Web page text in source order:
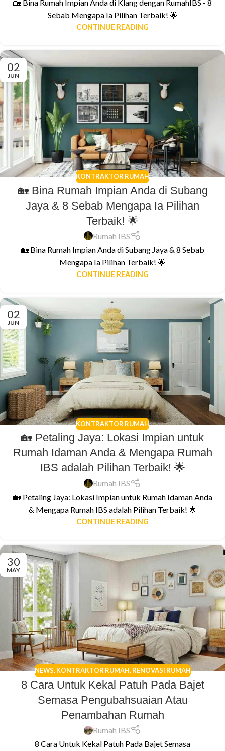
🏡 Bina Rumah Impian Anda di Klang dengan RumahIBS - 8
Sebab Mengapa Ia Pilihan Terbaik! 🌟
CONTINUE READING
02
JUN
KONTRAKTOR RUMAH
🏡 Bina Rumah Impian Anda di Subang
Jaya & 8 Sebab Mengapa Ia Pilihan
Terbaik! 🌟
Rumah IBS
🏡 Bina Rumah Impian Anda di Subang Jaya & 8 Sebab
Mengapa Ia Pilihan Terbaik! 🌟
CONTINUE READING
02
JUN
KONTRAKTOR RUMAH
🏡 Petaling Jaya: Lokasi Impian untuk
Rumah Idaman Anda & Mengapa Rumah
IBS adalah Pilihan Terbaik! 🌟
Rumah IBS
🏡 Petaling Jaya: Lokasi Impian untuk Rumah Idaman Anda
& Mengapa Rumah IBS adalah Pilihan Terbaik! 🌟
CONTINUE READING
30
MAY
NEWS, KONTRAKTOR RUMAH, RENOVASI RUMAH
8 Cara Untuk Kekal Patuh Pada Bajet
Semasa Pengubahsuaian Atau
Penambahan Rumah
Rumah IBS
8 Cara Untuk Kekal Patuh Pada Bajet Semasa